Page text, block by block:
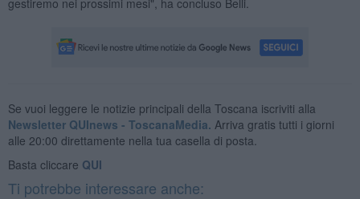
Se vuoi leggere le notizie principali della Toscana iscriviti alla
Newsletter QUInews - ToscanaMedia. Arriva gratis tutti i giorni
alle 20:00 direttamente nella tua casella di posta.
Basta cliccare QUI
Ti potrebbe interessare anche: